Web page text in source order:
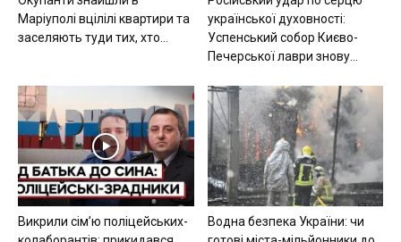
Маріуполі вцілілі квартири та
заселяють туди тих, хто...
української духовності:
Успенський собор Києво-
Печерської лаври знову...
Викрили сімʼю поліцейських-
Водна безпека України: чи